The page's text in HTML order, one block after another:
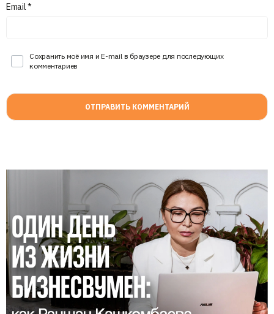
Email*
Сохранить моё имя и E-mail в браузере для последующих
комментариев